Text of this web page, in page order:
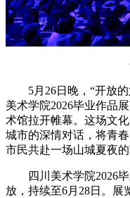
5月26日晚，“开放的
美术学院2026毕业作品
术馆拉开帷幕。这场文
城市的深情对话，将青
市民共赴一场山城夏夜的
四川美术学院2026毕
放，持续至6月28日。展